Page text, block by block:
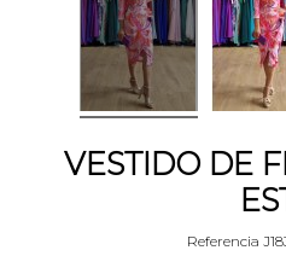
VESTIDO DE
Referencia